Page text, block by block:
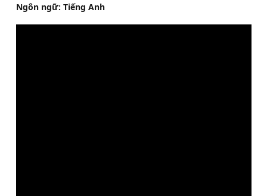
Ngôn ngữ: Tiếng Anh